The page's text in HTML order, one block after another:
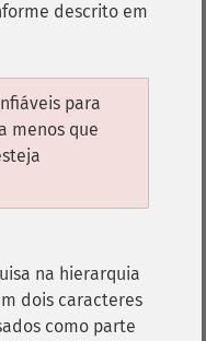
descrito em
para
menos que
na hierarquia
dois caracteres
como parte